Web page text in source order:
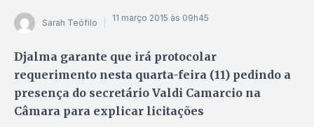
Sarah Teófilo 11 março 2015 às 09h45
Djalma garante que irá protocolar
requerimento nesta quarta-feira (11) pedindo a
presença do secretário Valdi Camarcio na
Câmara para explicar licitações